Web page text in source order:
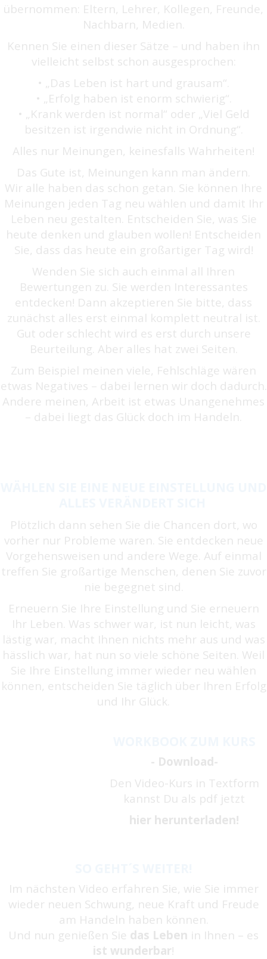
übernommen: Eltern, Lehrer, Kollegen, Freunde,
Nachbarn, Medien.
Kennen Sie einen dieser Sätze – und haben ihn
vielleicht selbst schon ausgesprochen:
• „Das Leben ist hart und grausam“.
• „Erfolg haben ist enorm schwierig“.
• „Krank werden ist normal“ oder „Viel Geld
besitzen ist irgendwie nicht in Ordnung“.
Alles nur Meinungen, keinesfalls Wahrheiten!
Das Gute ist, Meinungen kann man ändern.
Wir alle haben das schon getan. Sie können Ihre
Meinungen jeden Tag neu wählen und damit Ihr
Leben neu gestalten. Entscheiden Sie, was Sie
heute denken und glauben wollen! Entscheiden
Sie, dass das heute ein großartiger Tag wird!
Wenden Sie sich auch einmal all Ihren
Bewertungen zu. Sie werden Interessantes
entdecken! Dann akzeptieren Sie bitte, dass
zunächst alles erst einmal komplett neutral ist.
Gut oder schlecht wird es erst durch unsere
Beurteilung. Aber alles hat zwei Seiten.
Zum Beispiel meinen viele, Fehlschläge wären
etwas Negatives – dabei lernen wir doch dadurch.
Andere meinen, Arbeit ist etwas Unangenehmes
– dabei liegt das Glück doch im Handeln.
Plötzlich dann sehen Sie die Chancen dort, wo
vorher nur Probleme waren. Sie entdecken neue
Vorgehensweisen und andere Wege. Auf einmal
treffen Sie großartige Menschen, denen Sie zuvor
nie begegnet sind.
Erneuern Sie Ihre Einstellung und Sie erneuern
Ihr Leben. Was schwer war, ist nun leicht, was
lästig war, macht Ihnen nichts mehr aus und was
hässlich war, hat nun so viele schöne Seiten. Weil
Sie Ihre Einstellung immer wieder neu wählen
können, entscheiden Sie täglich über Ihren Erfolg
und Ihr Glück.
- Download-
Den Video-Kurs in Textform
kannst Du als pdf jetzt
hier herunterladen!
Im nächsten Video erfahren Sie, wie Sie immer
wieder neuen Schwung, neue Kraft und Freude
am Handeln haben können.
Und nun genießen Sie das Leben in Ihnen – es
ist wunderbar!